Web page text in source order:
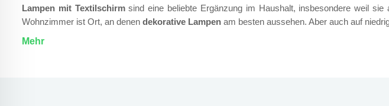
Lampen mit Textilschirmsind eine beliebte Ergänzung im Haushalt, insbesondere weil
Wohnzimmer ist Ort, an denen dekorative Lampen am besten aussehen. Aber auch auf
Mehr